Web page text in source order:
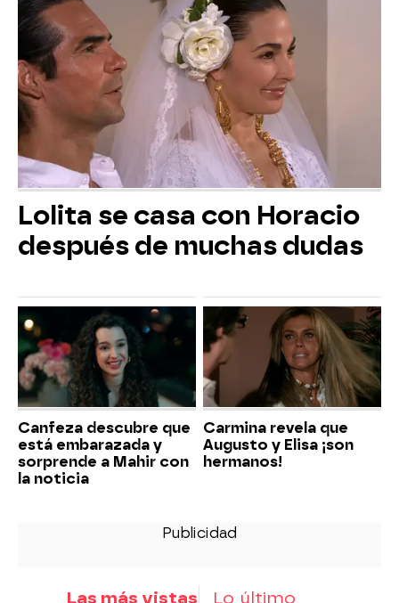
Lolita se casa con Horacio
después de muchas dudas
Canfeza descubre que
está embarazada y
sorprende a Mahir con
la noticia
Carmina revela que
Augusto y Elisa ¡son
hermanos!
Las más vistas Lo último